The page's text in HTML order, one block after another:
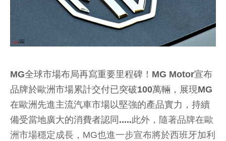
MG全球市場布局再寫重要里程碑！MG Motor宣布
品牌於歐洲市場累計交付已突破100萬輛，展現MG
在歐洲先進主流汽車市場以堅強的產品實力，持續
備受當地廣大的消費者認同.....此外，隨著品牌在歐
洲市場穩定成長，MG也進一步宣布將於西班牙加利